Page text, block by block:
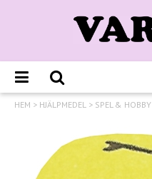
HEM > HJÄLPMEDEL > SPEL & HOBBY